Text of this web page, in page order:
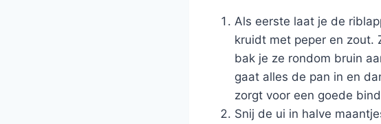
Als eerste laat je de
kruidt met peper en zout.
bak je ze rondom bruin
gaat alles de pan in en
zorgt voor een goede
Snij de ui in halve